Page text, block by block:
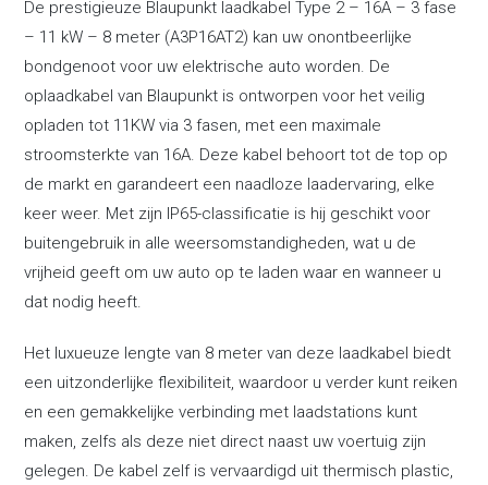
De prestigieuze Blaupunkt laadkabel Type 2 – 16A – 3 fase
– 11 kW – 8 meter (A3P16AT2) kan uw onontbeerlijke
bondgenoot voor uw elektrische auto worden. De
oplaadkabel van Blaupunkt is ontworpen voor het veilig
opladen tot 11KW via 3 fasen, met een maximale
stroomsterkte van 16A. Deze kabel behoort tot de top op
de markt en garandeert een naadloze laadervaring, elke
keer weer. Met zijn IP65-classificatie is hij geschikt voor
buitengebruik in alle weersomstandigheden, wat u de
vrijheid geeft om uw auto op te laden waar en wanneer u
dat nodig heeft.
Het luxueuze lengte van 8 meter van deze laadkabel biedt
een uitzonderlijke flexibiliteit, waardoor u verder kunt reiken
en een gemakkelijke verbinding met laadstations kunt
maken, zelfs als deze niet direct naast uw voertuig zijn
gelegen. De kabel zelf is vervaardigd uit thermisch plastic,